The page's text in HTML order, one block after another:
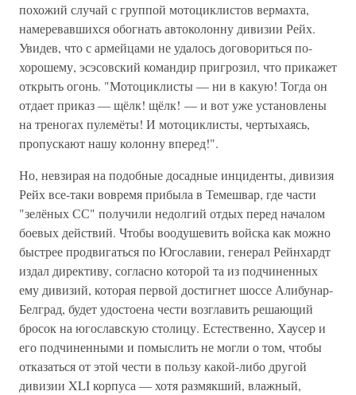
похожий случай с группой мотоциклистов вермахта,
намеревавшихся обогнать автоколонну дивизии Рейх.
Увидев, что с армейцами не удалось договориться по-
хорошему, эсэсовский командир пригрозил, что прикажет
открыть огонь. "Мотоциклисты — ни в какую! Тогда он
отдает приказ — щёлк! щёлк! — и вот уже установлены
на треногах пулемёты! И мотоциклисты, чертыхаясь,
пропускают нашу колонну вперед!".
Но, невзирая на подобные досадные инциденты, дивизия
Рейх все-таки вовремя прибыла в Темешвар, где части
"зелёных СС" получили недолгий отдых перед началом
боевых действий. Чтобы воодушевить войска как можно
быстрее продвигаться по Югославии, генерал Рейнхардт
издал директиву, согласно которой та из подчиненных
ему дивизий, которая первой достигнет шоссе Алибунар-
Белград, будет удостоена чести возглавить решающий
бросок на югославскую столицу. Естественно, Хаусер и
его подчиненными и помыслить не могли о том, чтобы
отказаться от этой чести в пользу какой-либо другой
дивизии XLI корпуса — хотя размякший, влажный,